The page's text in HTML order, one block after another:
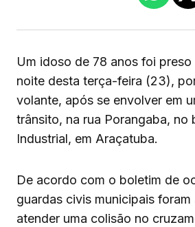
Um idoso de 78 anos foi
noite desta terça-feira (23),
volante, após se envolver em
trânsito, na rua Porangaba, no
Industrial, em Araçatuba.
De acordo com o boletim de
guardas civis municipais
atender uma colisão no